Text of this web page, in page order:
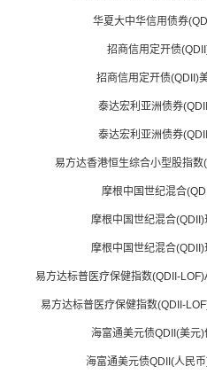
华夏大中华信用债券
招商信用定开债
招商信用定开债(QDII)
泰达宏利亚洲债券
泰达宏利亚洲债券
易方达香港恒生综合小型股指数
摩根中国世纪混合
摩根中国世纪混合
摩根中国世纪混合
易方达标普医疗保健指数(QDII-
易方达标普医疗保健指数(QDII-
海富通美元债QDII(美元
海富通美元债QDII(人民